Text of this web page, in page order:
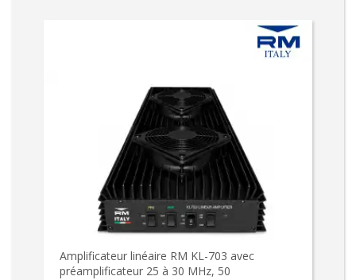
Amplificateur linéaire RM KL-703 avec
préamplificateur 25 à 30 MHz, 50